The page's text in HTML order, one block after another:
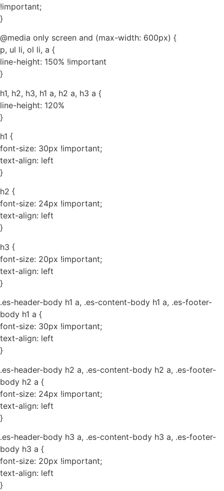
!important;
}
@media only screen and (max-width: 600px) {
p, ul li, ol li, a {
line-height: 150% !important
}
h1, h2, h3, h1 a, h2 a, h3 a {
line-height: 120%
}
h1 {
font-size: 30px !important;
text-align: left
}
h2 {
font-size: 24px !important;
text-align: left
}
h3 {
font-size: 20px !important;
text-align: left
}
.es-header-body h1 a, .es-content-body h1 a, .es-footer-
body h1 a {
font-size: 30px !important;
text-align: left
}
.es-header-body h2 a, .es-content-body h2 a, .es-footer-
body h2 a {
font-size: 24px !important;
text-align: left
}
.es-header-body h3 a, .es-content-body h3 a, .es-footer-
body h3 a {
font-size: 20px !important;
text-align: left
}